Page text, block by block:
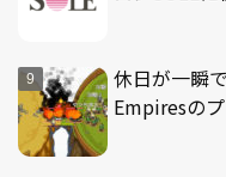
休日が一瞬
Empiresの